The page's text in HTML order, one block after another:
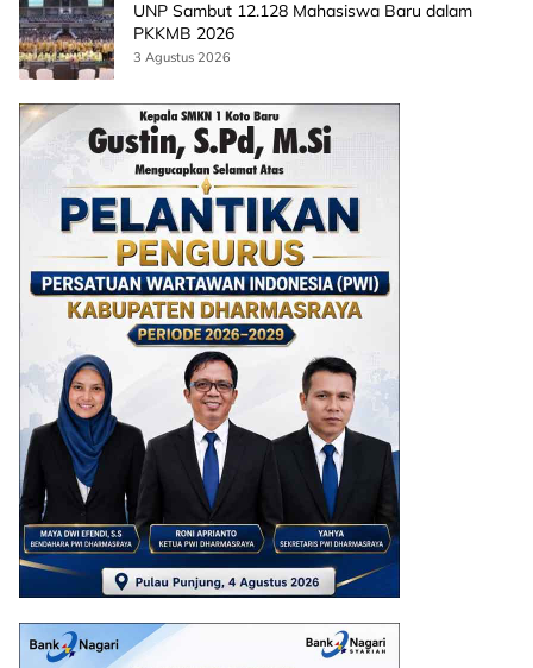
UNP Sambut 12.128 Mahasiswa Baru dalam
PKKMB 2026
3 Agustus 2026